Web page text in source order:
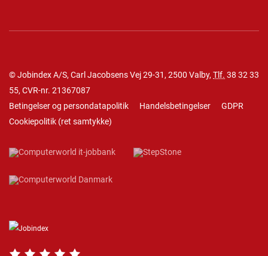
© Jobindex A/S, Carl Jacobsens Vej 29-31, 2500 Valby, Tlf. 38 32 33
55, CVR-nr. 21367087
Betingelser og persondatapolitik
Handelsbetingelser
GDPR
Cookiepolitik (ret samtykke)